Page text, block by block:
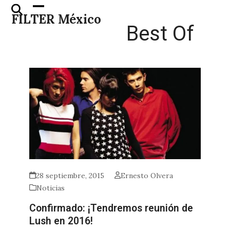
Skip
FILTER México
Open
mobile
Close
mobile
Best Of
28 septiembre, 2015
Ernesto Olvera
Noticias
Confirmado: ¡Tendremos reunión de
Lush en 2016!